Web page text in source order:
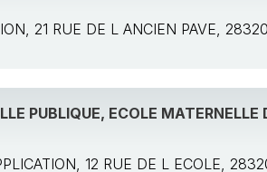
21 RUE DE L ANCIEN PAVE,
PUBLIQUE, ECOLE MATERNELLE
12 RUE DE L ECOLE,